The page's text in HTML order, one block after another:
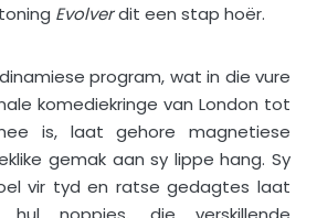
Evolverdit een stap hoër.
program, wat in die vure
komediekringe van London tot
is, laat gehore magnetiese
gemak aan sy lippe hang. Sy
vir tyd en ratse gedagtes laat